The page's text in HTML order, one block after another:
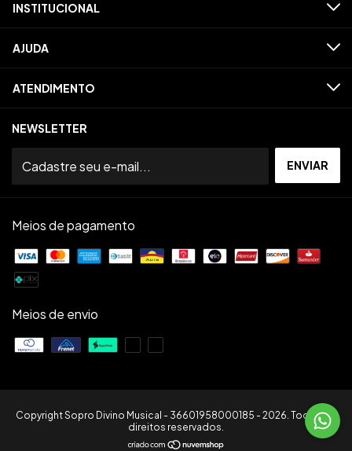
INSTITUCIONAL
AJUDA
ATENDIMENTO
NEWSLETTER
Meios de pagamento
Meios de envio
Copyright Sopro Divino Musical - 36601958000185 - 2026. Todos os
direitos reservados.